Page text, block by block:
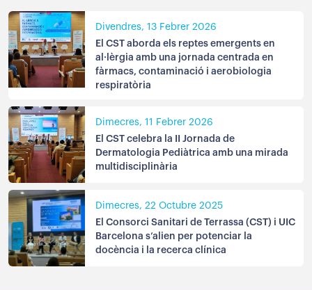
Divendres, 13 Febrer 2026
El CST aborda els reptes emergents en
al·lèrgia amb una jornada centrada en
fàrmacs, contaminació i aerobiologia
respiratòria
Dimecres, 11 Febrer 2026
El CST celebra la II Jornada de
Dermatologia Pediàtrica amb una mirada
multidisciplinària
Dimecres, 22 Octubre 2025
El Consorci Sanitari de Terrassa (CST) i UIC
Barcelona s’alien per potenciar la
docència i la recerca clínica